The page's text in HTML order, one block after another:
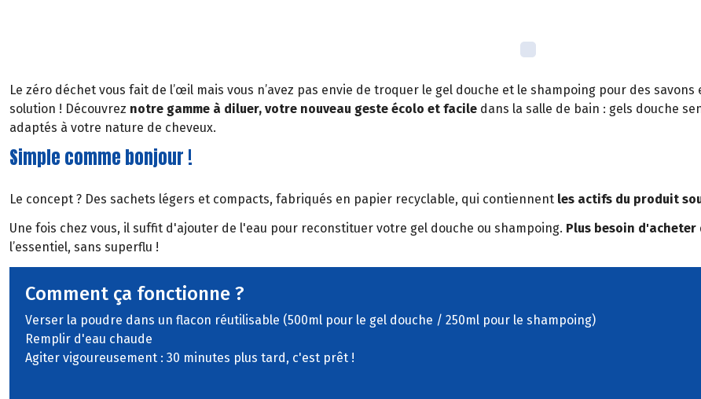
Le zéro déchet vous fait de l’œil mais vous n’avez pas envie de troquer le gel douche et le shampoing pour des
solution ! Découvrez notre gamme à diluer, votre nouveau geste écolo et facile dans la salle de bain : gels douche
adaptés à votre nature de cheveux.
Simple comme bonjour !
Le concept ? Des sachets légers et compacts, fabriqués en papier recyclable, qui contiennent les actifs du produit
Une fois chez vous, il suffit d'ajouter de l'eau pour reconstituer votre gel douche ou shampoing. Plus besoin d'acheter
l’essentiel, sans superflu !
Comment ça fonctionne ?
Verser la poudre dans un flacon réutilisable (500ml pour le gel douche / 250ml pour le shampoing)
Remplir d'eau chaude
Agiter vigoureusement : 30 minutes plus tard, c'est prêt !